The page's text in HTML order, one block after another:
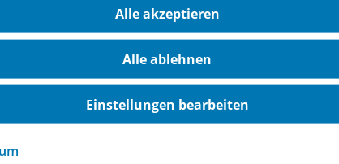
Lieferbar
Alle akzeptieren
Alle ablehnen
Einstellungen bearbeiten